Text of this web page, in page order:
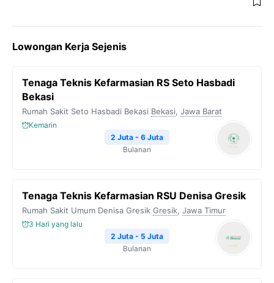
Lowongan Kerja Sejenis
Tenaga Teknis Kefarmasian RS Seto Hasbadi
Bekasi
Rumah Sakit Seto Hasbadi Bekasi Bekasi, Jawa Barat
Kemarin
2 Juta - 6 Juta
Bulanan
Tenaga Teknis Kefarmasian RSU Denisa Gresik
Rumah Sakit Umum Denisa Gresik Gresik, Jawa Timur
3 Hari yang lalu
2 Juta - 5 Juta
Bulanan